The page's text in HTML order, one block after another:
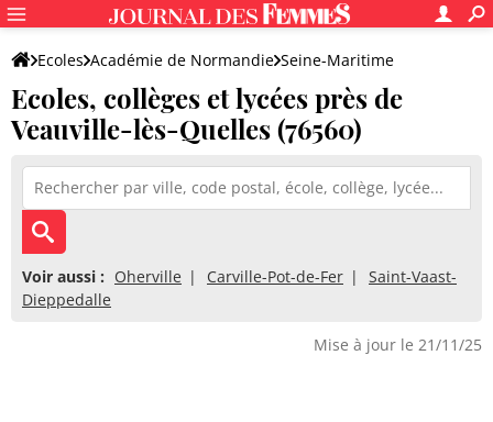
Ecoles Académie de Normandie Seine-Maritime
Ecoles, collèges et lycées près de
Veauville-lès-Quelles (76560)
Voir aussi : Oherville Carville-Pot-de-Fer
Saint-Vaast-
Dieppedalle
Mise à jour le 21/11/25